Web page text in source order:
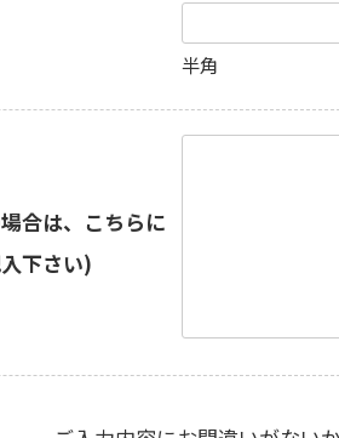
半角
合は、こちらに
下さい)